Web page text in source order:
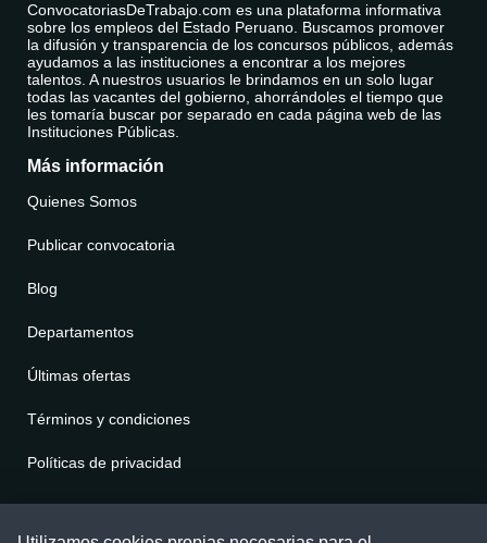
ConvocatoriasDeTrabajo.com es una plataforma informativa
sobre los empleos del Estado Peruano. Buscamos promover
la difusión y transparencia de los concursos públicos, además
ayudamos a las instituciones a encontrar a los mejores
talentos. A nuestros usuarios le brindamos en un solo lugar
todas las vacantes del gobierno, ahorrándoles el tiempo que
les tomaría buscar por separado en cada página web de las
Instituciones Públicas.
Más información
Quienes Somos
Publicar convocatoria
Blog
Departamentos
Últimas ofertas
Términos y condiciones
Políticas de privacidad